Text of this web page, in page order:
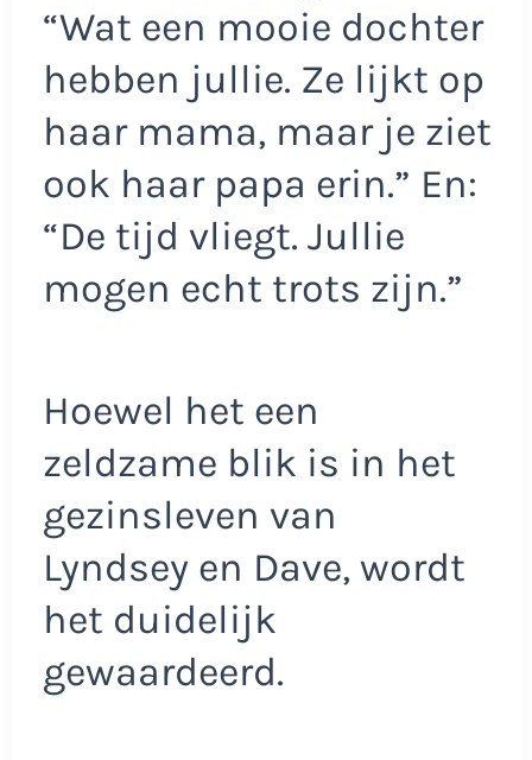
“Wat een mooie dochter
hebben jullie. Ze lijkt op
haar mama, maar je ziet
ook haar papa erin.” En:
“De tijd vliegt. Jullie
mogen echt trots zijn.”
Hoewel het een
zeldzame blik is in het
gezinsleven van
Lyndsey en Dave, wordt
het duidelijk
gewaardeerd.